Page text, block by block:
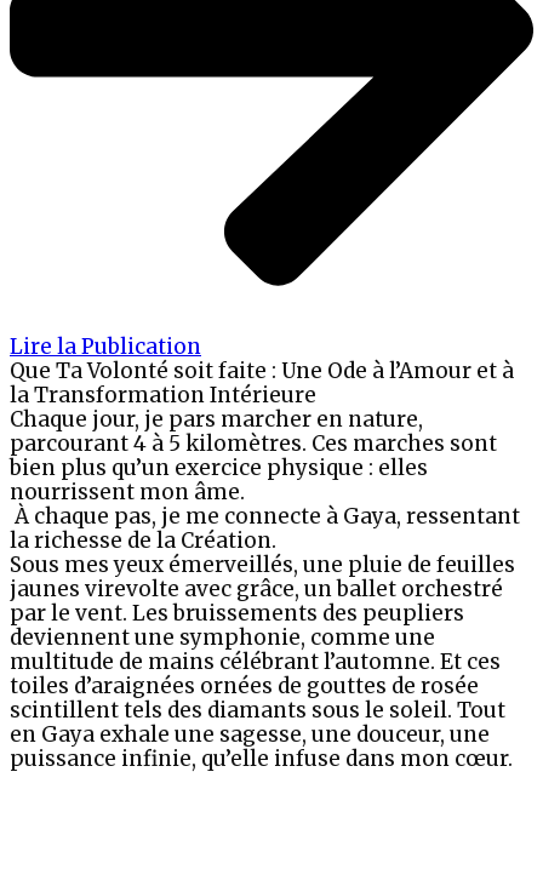
Lire la Publication
Que Ta Volonté soit faite : Une Ode à l’Amour et à
la Transformation Intérieure
Chaque jour, je pars marcher en nature,
parcourant 4 à 5 kilomètres. Ces marches sont
bien plus qu’un exercice physique : elles
nourrissent mon âme.
À chaque pas, je me connecte à Gaya, ressentant
la richesse de la Création.
Sous mes yeux émerveillés, une pluie de feuilles
jaunes virevolte avec grâce, un ballet orchestré
par le vent. Les bruissements des peupliers
deviennent une symphonie, comme une
multitude de mains célébrant l’automne. Et ces
toiles d’araignées ornées de gouttes de rosée
scintillent tels des diamants sous le soleil. Tout
en Gaya exhale une sagesse, une douceur, une
puissance infinie, qu’elle infuse dans mon cœur.